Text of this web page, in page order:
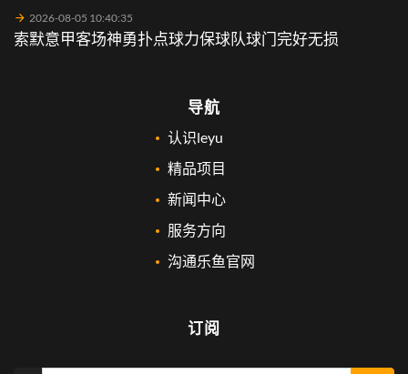
2026-08-05 10:40:35
索默意甲客场神勇扑点球力保球队球门完好无损
导航
认识leyu
精品项目
新闻中心
服务方向
沟通乐鱼官网
订阅